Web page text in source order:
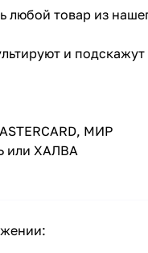
любой товар из
и
МИР
или ХАЛВА